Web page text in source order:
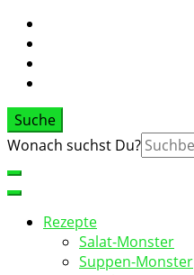
Suche
Suche
Wonach suchst Du?
Rezepte
Salat-Monster
Suppen-Monster